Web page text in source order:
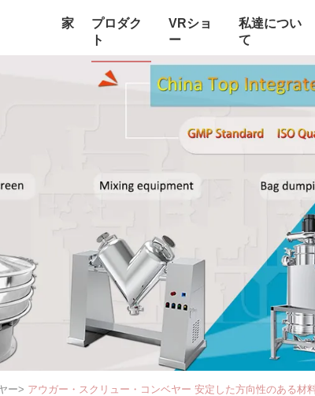
家
プロダク
ト
VRショ
ー
私達につい
て
ー> アウガー・スクリュー・コンベヤー 安定した方向性のある材